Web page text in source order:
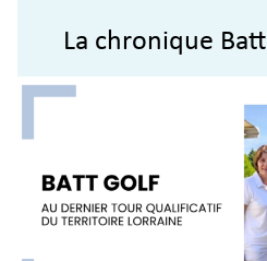
La chronique Batt